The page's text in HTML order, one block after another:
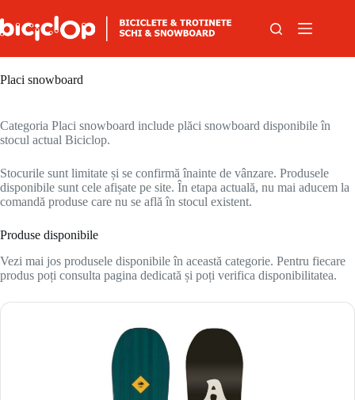
Placi snowboard
Categoria Placi snowboard include plăci snowboard disponibile în
stocul actual Biciclop.
Stocurile sunt limitate și se confirmă înainte de vânzare. Produsele
disponibile sunt cele afișate pe site. În etapa actuală, nu mai aducem la
comandă produse care nu se află în stocul existent.
Produse disponibile
Vezi mai jos produsele disponibile în această categorie. Pentru fiecare
produs poți consulta pagina dedicată și poți verifica disponibilitatea.